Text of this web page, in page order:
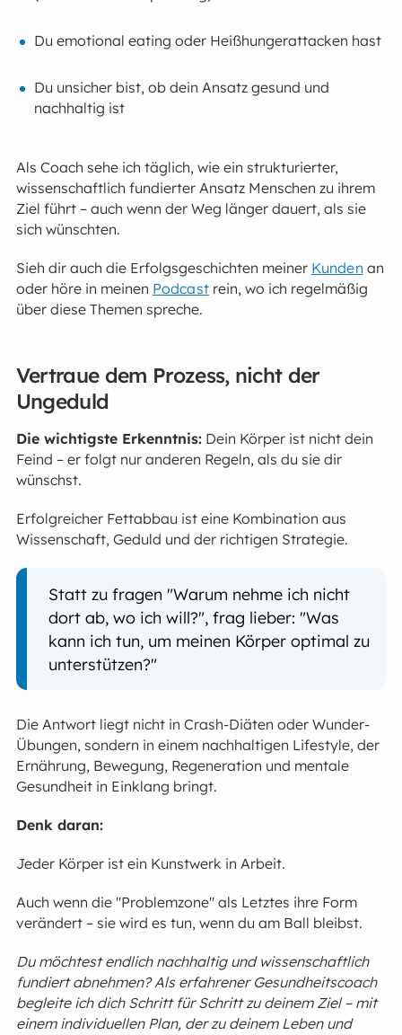
Du emotional eating oder Heißhungerattacken hast
Du unsicher bist, ob dein Ansatz gesund und
nachhaltig ist
Als Coach sehe ich täglich, wie ein strukturierter,
wissenschaftlich fundierter Ansatz Menschen zu ihrem
Ziel führt – auch wenn der Weg länger dauert, als sie
sich wünschten.
Sieh dir auch die Erfolgsgeschichten meiner Kunden an
oder höre in meinen Podcastrein, wo ich regelmäßig
über diese Themen spreche.
Vertraue dem Prozess, nicht der
Ungeduld
Die wichtigste Erkenntnis:Dein Körper ist nicht dein
Feind – er folgt nur anderen Regeln, als du sie dir
wünschst.
Erfolgreicher Fettabbau ist eine Kombination aus
Wissenschaft, Geduld und der richtigen Strategie.
Statt zu fragen "Warum nehme ich nicht
dort ab, wo ich will?", frag lieber: "Was
kann ich tun, um meinen Körper optimal zu
unterstützen?"
Die Antwort liegt nicht in Crash-Diäten oder Wunder-
Übungen, sondern in einem nachhaltigen Lifestyle, der
Ernährung, Bewegung, Regeneration und mentale
Gesundheit in Einklang bringt.
Denk daran:
Jeder Körper ist ein Kunstwerk in Arbeit.
Auch wenn die "Problemzone" als Letztes ihre Form
verändert – sie wird es tun, wenn du am Ball bleibst.
Du möchtest endlich nachhaltig und wissenschaftlich
fundiert abnehmen? Als erfahrener Gesundheitscoach
begleite ich dich Schritt für Schritt zu deinem Ziel – mit
einem individuellen Plan, der zu deinem Leben und